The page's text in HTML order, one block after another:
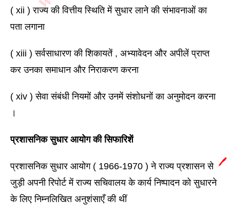
( xii ) राज्य की वित्तीय स्थिति में सुधार लाने की संभावनाओं का
पता लगाना
( xiii ) सर्वसाधारण की शिकायतें , अभ्यावेदन और अपीलें प्राप्त
कर उनका समाधान और निराकरण करना
( xiv ) सेवा संबंधी नियमों और उनमें संशोधनों का अनुमोदन करना
।
प्रशासनिक सुधार आयोग की सिफारिशें
प्रशासनिक सुधार आयोग ( 1966-1970 ) ने राज्य प्रशासन से
जुड़ी अपनी रिपोर्ट में राज्य सचिवालय के कार्य निष्पादन को सुधारने
के लिए निम्नलिखित अनुशंसाएँ की थीं
🖊️